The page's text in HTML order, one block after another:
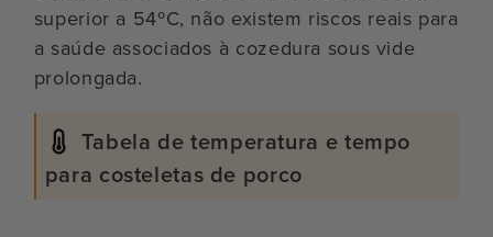
superior a 54ºC, não existem riscos reais para
a saúde associados à cozedura sous vide
prolongada.
Tabela de temperatura e tempo
para costeletas de porco